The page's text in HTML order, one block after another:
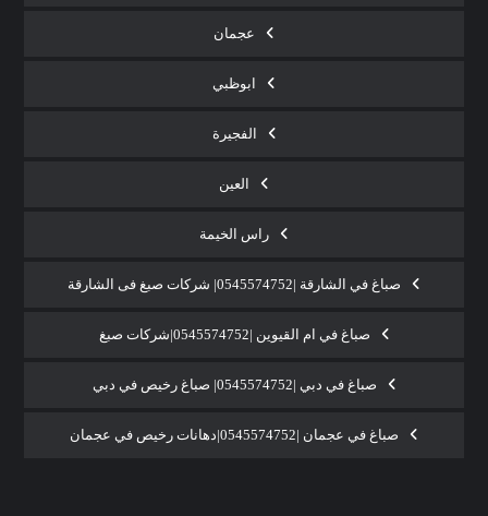
عجمان
ابوظبي
الفجيرة
العين
راس الخيمة
صباغ في الشارقة |0545574752| شركات صبغ فى الشارقة
صباغ في ام القيوين |0545574752|شركات صبغ
صباغ في دبي |0545574752| صباغ رخيص في دبي
صباغ في عجمان |0545574752|دهانات رخيص في عجمان